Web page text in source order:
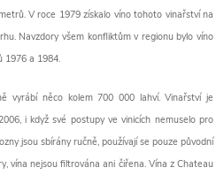
V roce 1979 získalo víno tohoto vinařství na
Navzdory všem konfliktům v regionu bylo víno
1976 a 1984.
vyrábí něco kolem 700 000 lahví. Vinařství je
i když své postupy ve vinicích nemuselo pro
jsou sbírány ručně, používají se pouze původní
vína nejsou filtrována ani čiřena. Vína z Chateau